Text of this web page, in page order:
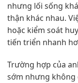
nhưng lối sống
thận khác nhau.
hoặc kiểm soát
tiến triển nhanh
Trường hợp của
sớm nhưng không